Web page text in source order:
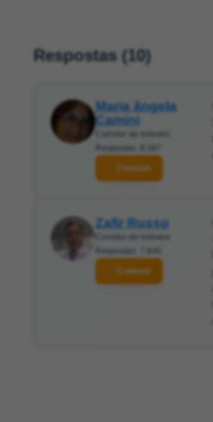
Respostas (10)
Maria ângela
Camini
Contatar
Zafir Russo
Contatar